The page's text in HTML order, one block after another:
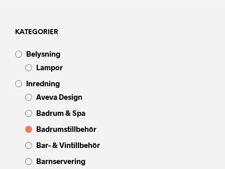
KATEGORIER
Belysning
Lampor
Inredning
Aveva Design
Badrum & Spa
Badrumstillbehör
Bar- & Vintillbehör
Barnservering